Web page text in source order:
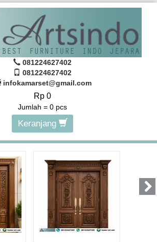
081224627402
081224627402
infokamarset@gmail.com
Rp 0
Jumlah = 0 pcs
Keranjang